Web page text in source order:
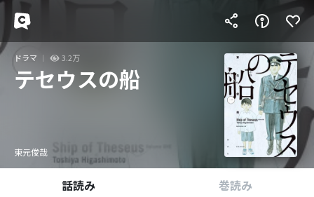
ドラマ 3.2万
テセウスの船
東元俊哉
話読み 巻読み